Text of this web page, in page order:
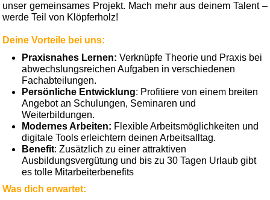
unser gemeinsames Projekt. Mach mehr aus deinem Talent –
werde Teil von Klöpferholz!
Deine Vorteile bei uns:
Praxisnahes Lernen: Verknüpfe Theorie und Praxis bei
abwechslungsreichen Aufgaben in verschiedenen
Fachabteilungen.
Persönliche Entwicklung: Profitiere von einem breiten
Angebot an Schulungen, Seminaren und
Weiterbildungen.
Modernes Arbeiten: Flexible Arbeitsmöglichkeiten und
digitale Tools erleichtern deinen Arbeitsalltag.
Benefit: Zusätzlich zu einer attraktiven
Ausbildungsvergütung und bis zu 30 Tagen Urlaub gibt
es tolle Mitarbeiterbenefits
Was dich erwartet: